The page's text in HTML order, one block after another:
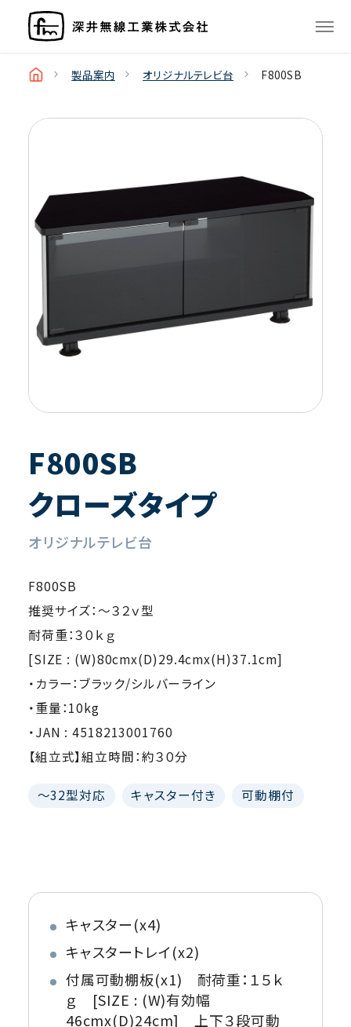
製品案内 オリジナルテレビ台 F800SB
F800SB
クローズタイプ
オリジナルテレビ台
F800SB
推奨サイズ：～３２ｖ型
耐荷重：３０ｋｇ
[SIZE : (W)80cmx(D)29.4cmx(H)37.1cm]
・カラー：ブラック/シルバーライン
・重量：10kg
・JAN : 4518213001760
【組立式】組立時間：約３０分
～32型対応 キャスター付き 可動棚付
キャスター(x4)
キャスタートレイ(x2)
付属可動棚板(x1) 耐荷重：１５ｋ
ｇ [SIZE : (W)有効幅
46cmx(D)24cm] 上下３段可動